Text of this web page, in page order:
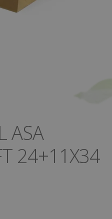
ASA
24+11X34